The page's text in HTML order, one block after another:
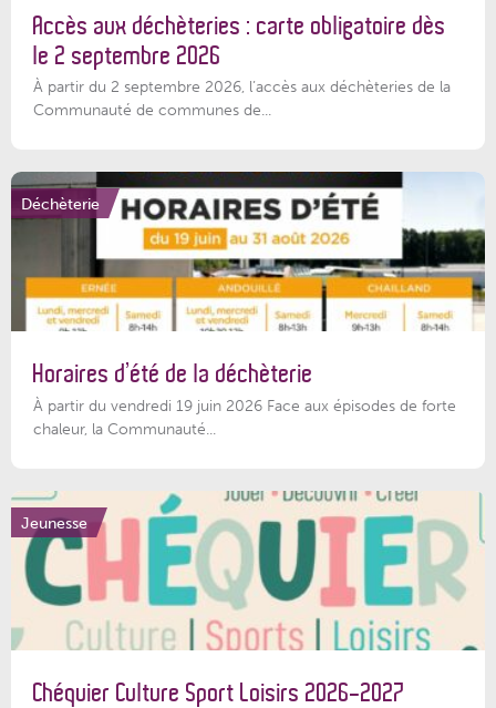
Accès aux déchèteries : carte obligatoire dès
le 2 septembre 2026
À partir du 2 septembre 2026, l’accès aux déchèteries de la
Communauté de communes de...
Déchèterie
Horaires d’été de la déchèterie
À partir du vendredi 19 juin 2026 Face aux épisodes de forte
chaleur, la Communauté...
Jeunesse
Chéquier Culture Sport Loisirs 2026-2027